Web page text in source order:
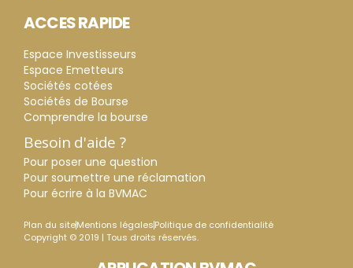
ACCES RAPIDE
Espace Investisseurs
Espace Emetteurs
Sociétés cotées
Sociétés de Bourse
Comprendre la bourse
Besoin d'aide ?
Pour poser une question
Pour soumettre une réclamation
Pour écrire à la BVMAC
Plan du siteMentions légalesPolitique de confidentialité
Copyright © 2019 | Tous droits réservés.